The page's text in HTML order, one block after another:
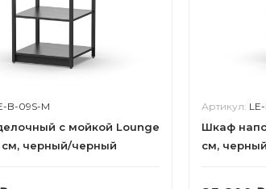
B-09S-M
с мойкой Lounge
см, черный/черный
Артикул:
Шкаф
см,